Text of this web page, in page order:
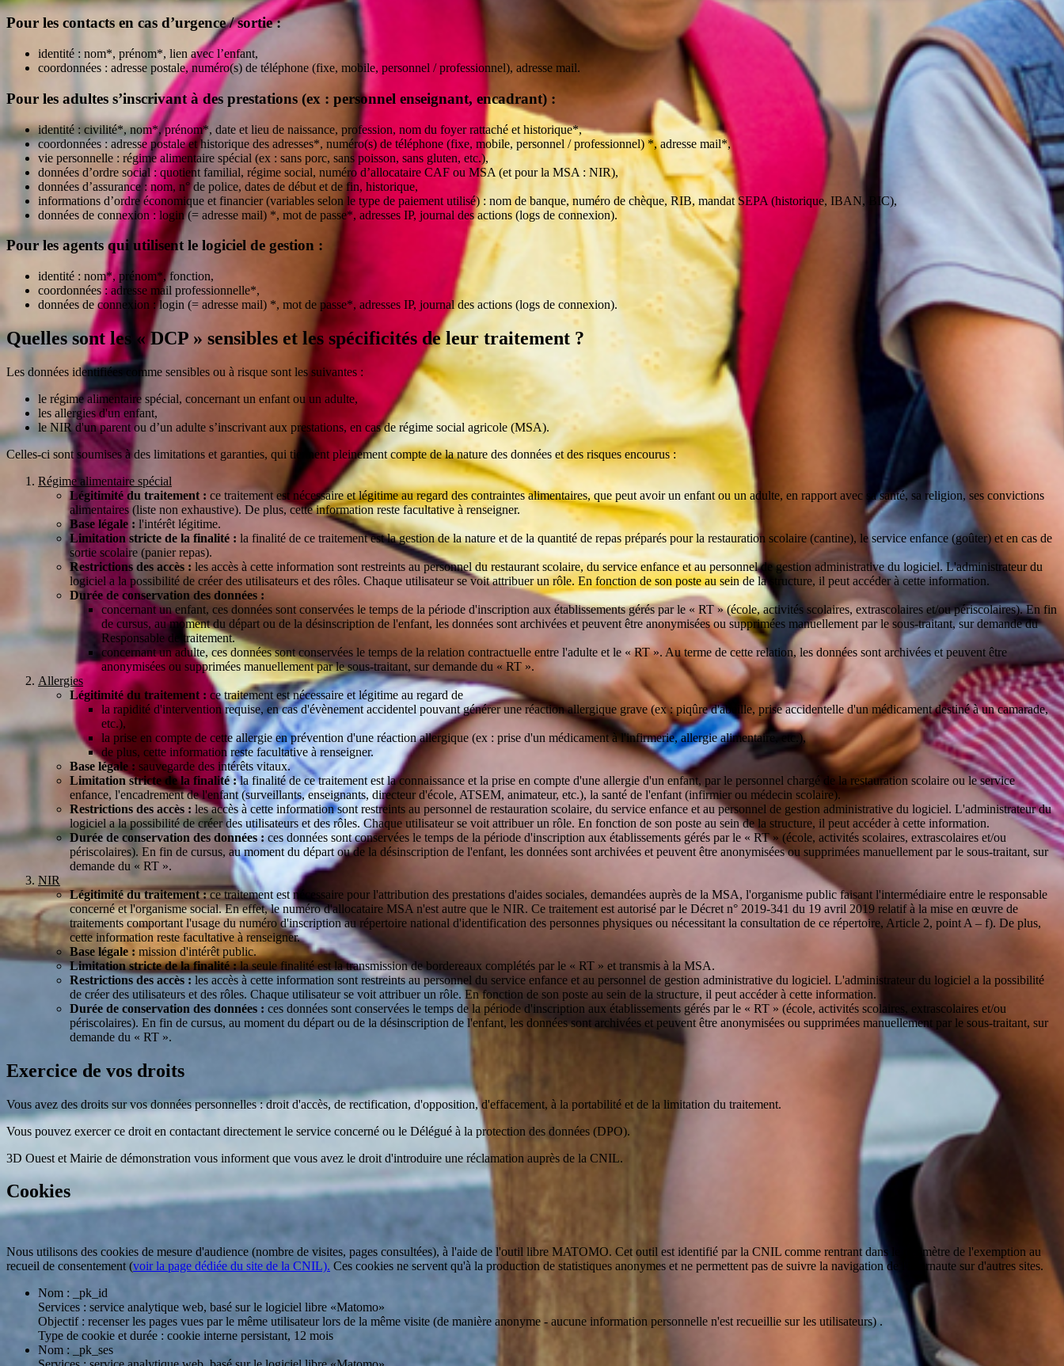
Pour les contacts en cas d’urgence / sortie :
identité : nom*, prénom*, lien avec l’enfant,
coordonnées : adresse postale, numéro(s) de téléphone (fixe, mobile, personnel / professionnel), adresse mail.
Pour les adultes s’inscrivant à des prestations (ex : personnel enseignant, encadrant) :
identité : civilité*, nom*, prénom*, date et lieu de naissance, profession, nom du foyer rattaché et historique*,
coordonnées : adresse postale et historique des adresses*, numéro(s) de téléphone (fixe, mobile, personnel / professionnel) *, adresse mail*,
vie personnelle : régime alimentaire spécial (ex : sans porc, sans poisson, sans gluten, etc.),
données d’ordre social : quotient familial, régime social, numéro d’allocataire CAF ou MSA (et pour la MSA : NIR),
données d’assurance : nom, n° de police, dates de début et de fin, historique,
informations d’ordre économique et financier (variables selon le type de paiement utilisé) : nom de banque, numéro de chèque, RIB, mandat SEPA (historique, IBAN, BIC),
données de connexion : login (= adresse mail) *, mot de passe*, adresses IP, journal des actions (logs de connexion).
Pour les agents qui utilisent le logiciel de gestion :
identité : nom*, prénom*, fonction,
coordonnées : adresse mail professionnelle*,
données de connexion : login (= adresse mail) *, mot de passe*, adresses IP, journal des actions (logs de connexion).
Quelles sont les « DCP » sensibles et les spécificités de leur traitement ?
Les données identifiées comme sensibles ou à risque sont les suivantes :
le régime alimentaire spécial, concernant un enfant ou un adulte,
les allergies d'un enfant,
le NIR d'un parent ou d’un adulte s’inscrivant aux prestations, en cas de régime social agricole (MSA).
Celles-ci sont soumises à des limitations et garanties, qui tiennent pleinement compte de la nature des données et des risques encourus :
Régime alimentaire spécial
Légitimité du traitement : ce traitement est nécessaire et légitime au regard des contraintes alimentaires, que peut avoir un enfant ou un adulte, en rapport avec sa santé, sa religion, ses convictions
alimentaires (liste non exhaustive). De plus, cette information reste facultative à renseigner.
Base légale : l'intérêt légitime.
Limitation stricte de la finalité : la finalité de ce traitement est la gestion de la nature et de la quantité de repas préparés pour la restauration scolaire (cantine), le service enfance (goûter) et en cas de
sortie scolaire (panier repas).
Restrictions des accès : les accès à cette information sont restreints au personnel du restaurant scolaire, du service enfance et au personnel de gestion administrative du logiciel. L'administrateur du
logiciel a la possibilité de créer des utilisateurs et des rôles. Chaque utilisateur se voit attribuer un rôle. En fonction de son poste au sein de la structure, il peut accéder à cette information.
Durée de conservation des données :
concernant un enfant, ces données sont conservées le temps de la période d'inscription aux établissements gérés par le « RT » (école, activités scolaires, extrascolaires et/ou périscolaires). En fin
de cursus, au moment du départ ou de la désinscription de l'enfant, les données sont archivées et peuvent être anonymisées ou supprimées manuellement par le sous-traitant, sur demande du
Responsable de traitement.
concernant un adulte, ces données sont conservées le temps de la relation contractuelle entre l'adulte et le « RT ». Au terme de cette relation, les données sont archivées et peuvent être
anonymisées ou supprimées manuellement par le sous-traitant, sur demande du « RT ».
Allergies
Légitimité du traitement : ce traitement est nécessaire et légitime au regard de
la rapidité d'intervention requise, en cas d'évènement accidentel pouvant générer une réaction allergique grave (ex : piqûre d'abeille, prise accidentelle d'un médicament destiné à un camarade,
etc.),
la prise en compte de cette allergie en prévention d'une réaction allergique (ex : prise d'un médicament à l'infirmerie, allergie alimentaire, etc.),
de plus, cette information reste facultative à renseigner.
Base légale : sauvegarde des intérêts vitaux.
Limitation stricte de la finalité :la finalité de ce traitement est la connaissance et la prise en compte d'une allergie d'un enfant, par le personnel chargé de la restauration scolaire ou le service
enfance, l'encadrement de l'enfant (surveillants, enseignants, directeur d'école, ATSEM, animateur, etc.), la santé de l'enfant (infirmier ou médecin scolaire).
Restrictions des accès : les accès à cette information sont restreints au personnel de restauration scolaire, du service enfance et au personnel de gestion administrative du logiciel. L'administrateur du
logiciel a la possibilité de créer des utilisateurs et des rôles. Chaque utilisateur se voit attribuer un rôle. En fonction de son poste au sein de la structure, il peut accéder à cette information.
Durée de conservation des données : ces données sont conservées le temps de la période d'inscription aux établissements gérés par le « RT » (école, activités scolaires, extrascolaires et/ou
périscolaires). En fin de cursus, au moment du départ ou de la désinscription de l'enfant, les données sont archivées et peuvent être anonymisées ou supprimées manuellement par le sous-traitant, sur
demande du « RT ».
NIR
Légitimité du traitement :ce traitement est nécessaire pour l'attribution des prestations d'aides sociales, demandées auprès de la MSA, l'organisme public faisant l'intermédiaire entre le responsable
concerné et l'organisme social. En effet, le numéro d'allocataire MSA n'est autre que le NIR. Ce traitement est autorisé par le Décret n° 2019-341 du 19 avril 2019 relatif à la mise en œuvre de
traitements comportant l'usage du numéro d'inscription au répertoire national d'identification des personnes physiques ou nécessitant la consultation de ce répertoire, Article 2, point A – f). De plus,
cette information reste facultative à renseigner.
Base légale : mission d'intérêt public.
Limitation stricte de la finalité :la seule finalité est la transmission de bordereaux complétés par le « RT » et transmis à la MSA.
Restrictions des accès : les accès à cette information sont restreints au personnel du service enfance et au personnel de gestion administrative du logiciel. L'administrateur du logiciel a la possibilité
de créer des utilisateurs et des rôles. Chaque utilisateur se voit attribuer un rôle. En fonction de son poste au sein de la structure, il peut accéder à cette information.
Durée de conservation des données : ces données sont conservées le temps de la période d'inscription aux établissements gérés par le « RT » (école, activités scolaires, extrascolaires et/ou
périscolaires). En fin de cursus, au moment du départ ou de la désinscription de l'enfant, les données sont archivées et peuvent être anonymisées ou supprimées manuellement par le sous-traitant, sur
demande du « RT ».
Exercice de vos droits
Vous avez des droits sur vos données personnelles : droit d'accès, de rectification, d'opposition, d'effacement, à la portabilité et de la limitation du traitement.
Vous pouvez exercer ce droit en contactant directement le service concerné ou le Délégué à la protection des données (DPO).
3D Ouest et Mairie de démonstration vous informent que vous avez le droit d'introduire une réclamation auprès de la CNIL.
Cookies
Nous utilisons des cookies de mesure d'audience (nombre de visites, pages consultées), à l'aide de l'outil libre MATOMO. Cet outil est identifié par la CNIL comme rentrant dans le périmètre de l'exemption au
recueil de consentement (voir la page dédiée du site de la CNIL). Ces cookies ne servent qu'à la production de statistiques anonymes et ne permettent pas de suivre la navigation de l'internaute sur d'autres sites.
Nom : _pk_id
Services : service analytique web, basé sur le logiciel libre «Matomo»
Objectif : recenser les pages vues par le même utilisateur lors de la même visite (de manière anonyme - aucune information personnelle n'est recueillie sur les utilisateurs) .
Type de cookie et durée : cookie interne persistant, 12 mois
Nom : _pk_ses